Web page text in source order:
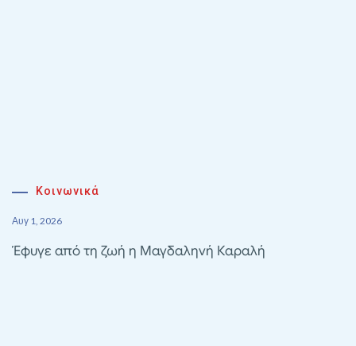
Κοινωνικά
Αυγ 1, 2026
Έφυγε από τη ζωή η Μαγδαληνή Καραλή